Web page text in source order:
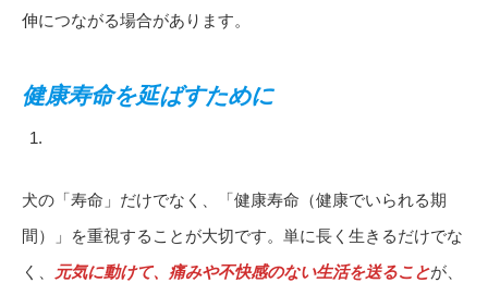
伸につながる場合があります。
健康寿命を延ばすために
犬の「寿命」だけでなく、「健康寿命（健康でいられる期
間）」を重視することが大切です。単に長く生きるだけでな
く、
元気に動けて、痛みや不快感のない生活を送ることが、